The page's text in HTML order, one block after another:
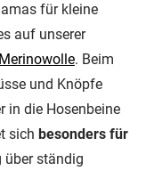
für kleine
auf unserer
Merinowolle. Beim
und Knöpfe
in die Hosenbeine
sich besonders für
über ständig